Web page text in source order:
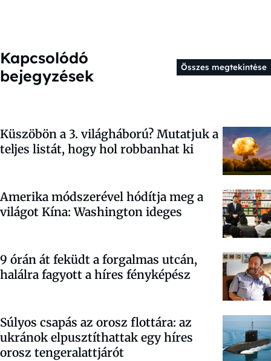
Kapcsolódó
bejegyzések
Összes megtekintése
Küszöbön a 3. világháború? Mutatjuk a
teljes listát, hogy hol robbanhat ki
Amerika módszerével hódítja meg a
világot Kína: Washington ideges
9 órán át feküdt a forgalmas utcán,
halálra fagyott a híres fényképész
Súlyos csapás az orosz flottára: az
ukránok elpusztíthattak egy híres
orosz tengeralattjárót